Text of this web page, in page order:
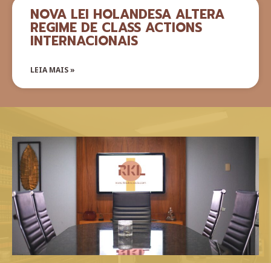
NOVA LEI HOLANDESA ALTERA
REGIME DE CLASS ACTIONS
INTERNACIONAIS
LEIA MAIS »